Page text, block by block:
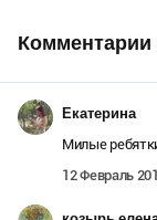
Комментарии
Екатерина
Милые
12 Февраль